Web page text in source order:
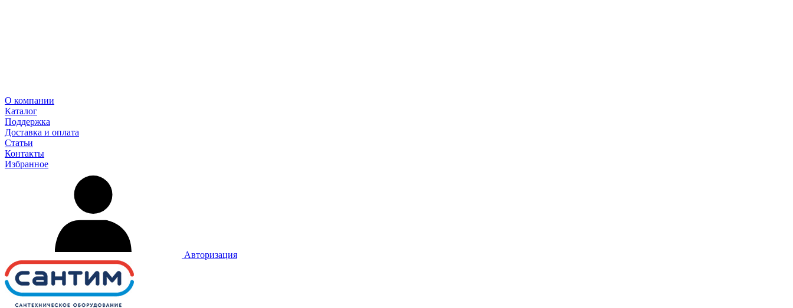
О компании
Каталог
Поддержка
Доставка и оплата
Статьи
Контакты
Избранное
Авторизация